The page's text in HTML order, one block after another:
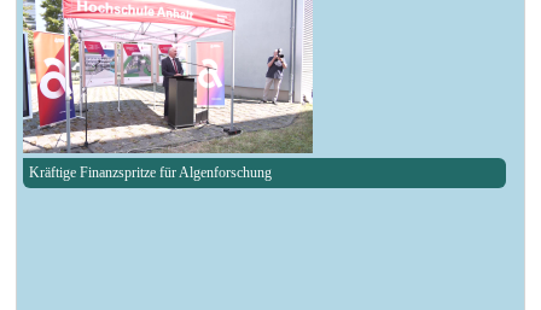
Kräftige Finanzspritze für Algenforschung